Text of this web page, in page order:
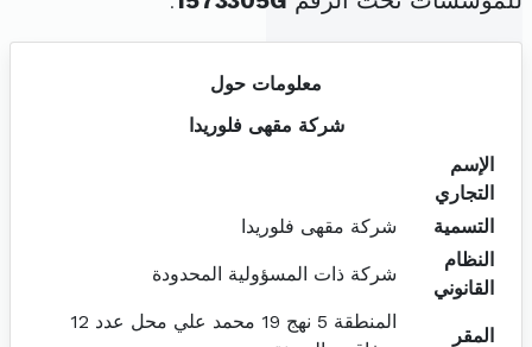
معلومات حول
شركة مقهى فلوريدا
الإسم
التجاري
التسمية
شركة مقهى فلوريدا
النظام
القانوني
شركة ذات المسؤولية المحدودة
المقر
المنطقة 5 نهج 19 محمد علي محل عدد 12